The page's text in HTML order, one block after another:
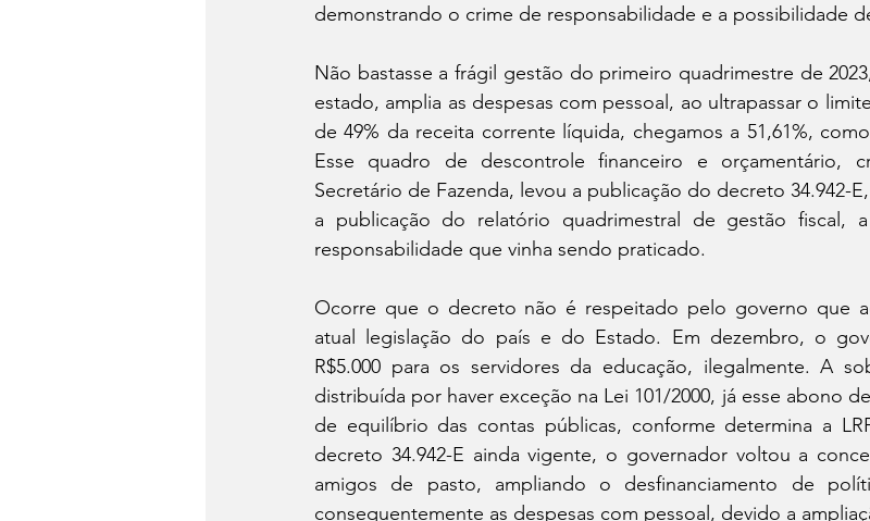
demonstrando o crime de responsabilidade e a possibilidade
Não bastasse a frágil gestão do primeiro quadrimestre de
estado, amplia as despesas com pessoal, ao ultrapassar o
de 49% da receita corrente líquida, chegamos a 51,61%,
Esse quadro de descontrole financeiro e orçamentário,
Secretário de Fazenda, levou a publicação do decreto 34.942-
a publicação do relatório quadrimestral de gestão
responsabilidade que vinha sendo praticado.
Ocorre que o decreto não é respeitado pelo governo que
atual legislação do país e do Estado. Em dezembro, o
R$5.000 para os servidores da educação, ilegalmente. A
distribuída por haver exceção na Lei 101/2000, já esse abono
de equilíbrio das contas públicas, conforme determina a
decreto 34.942-E ainda vigente, o governador voltou a
amigos de pasto, ampliando o desfinanciamento de
consequentemente as despesas com pessoal, devido a